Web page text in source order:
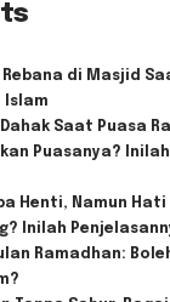
Rebana di Masjid
Islam
Saat Puasa
Puasanya?
Henti, Namun
Inilah
Ramadhan: